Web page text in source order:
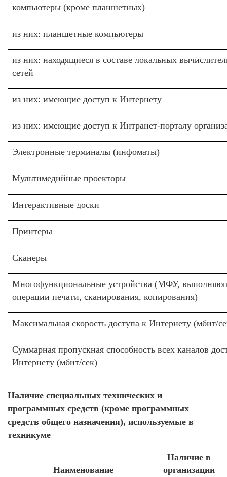
компьютеры (кроме планшетных)
из них: планшетные компьютеры
из них: находящиеся в составе локальных
сетей
из них: имеющие доступ к Интернету
из них: имеющие доступ к Интранет-порталу
Электронные терминалы (инфоматы)
Мультимедийные проекторы
Интерактивные доски
Принтеры
Сканеры
Многофункциональные устройства (МФУ,
операции печати, сканирования, копирования)
Максимальная скорость доступа к Интернету (мбит/
Суммарная пропускная способность всех каналов
Интернету (мбит/сек)
Наличие специальных технических и
программных средств (кроме программных
средств общего назначения), используемые в
техникуме
Наименование
Наличие в
организации